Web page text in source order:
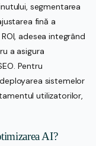
segmentarea
fină a
adesea integrând
a asigura
Pentru
sistemelor
utilizatorilor,
AI?